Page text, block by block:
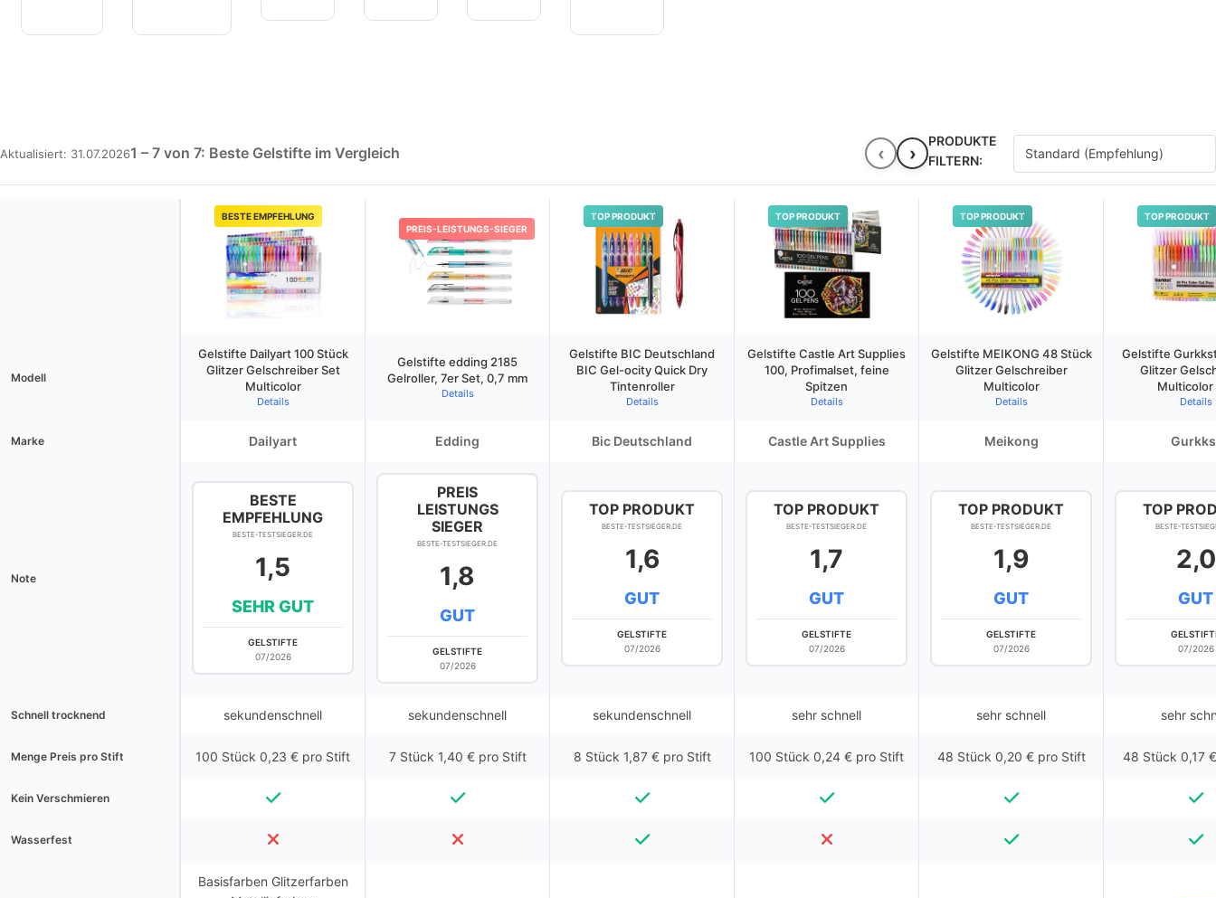
Aktualisiert: 31.07.20261 – 7 von 7: Beste Gelstifte im Vergleich ‹ ›
PRODUKTE
FILTERN:
BESTE EMPFEHLUNG
PREIS-LEISTUNGS-SIEGER
TOP PRODUKT TOP PRODUKT TOP PRODUKT TOP PRODUKT
Modell
Gelstifte Dailyart 100 Stück
Glitzer Gelschreiber Set
Multicolor
Details
Gelstifte edding 2185
Gelroller, 7er Set, 0,7 mm
Details
Gelstifte BIC Deutschland
BIC Gel-ocity Quick Dry
Tintenroller
Details
Gelstifte Castle Art Supplies
100, Profimalset, feine
Spitzen
Details
Gelstifte MEIKONG 48 Stück
Glitzer Gelschreiber
Multicolor
Details
Gelstifte
Glitzer
Multicolor
Details
Marke Dailyart Edding Bic Deutschland Castle Art Supplies Meikong
Note
BESTE
EMPFEHLUNG
BESTE-TESTSIEGER.DE
1,5
SEHR GUT
GELSTIFTE
07/2026
PREIS
LEISTUNGS
SIEGER
BESTE-TESTSIEGER.DE
1,8
GUT
GELSTIFTE
07/2026
TOP PRODUKT
BESTE-TESTSIEGER.DE
1,6
GUT
GELSTIFTE
07/2026
TOP PRODUKT
BESTE-TESTSIEGER.DE
1,7
GUT
GELSTIFTE
07/2026
TOP PRODUKT
BESTE-TESTSIEGER.DE
1,9
GUT
GELSTIFTE
07/2026
TOP
BESTE-
2,0
GUT
07/2026
Schnell trocknend sekundenschnell sekundenschnell sekundenschnell sehr schnell sehr schnell sehr
Menge Preis pro Stift 100 Stück 0,23 € pro Stift 7 Stück 1,40 € pro Stift 8 Stück 1,87 € pro Stift 100 Stück 0,24 € pro Stift 48 Stück 0,20 € pro Stift 48 Stück 0,17
Kein Verschmieren
Wasserfest
Basisfarben Glitzerfarben